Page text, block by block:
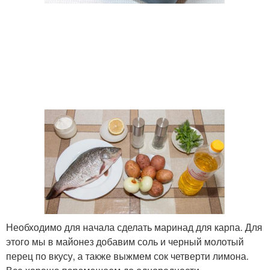
Необходимо для начала сделать маринад для карпа. Для
этого мы в майонез добавим соль и черный молотый
перец по вкусу, а также выжмем сок четверти лимона.